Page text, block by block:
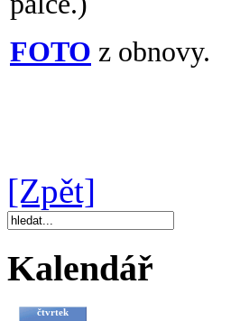
FOTO z obnovy.
[Zpět]
Kalendář
čtvrtek